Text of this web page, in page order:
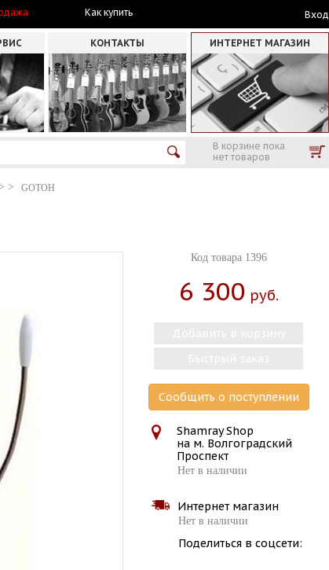
Как купить Вход
КОНТАКТЫ ИНТЕРНЕТ МАГАЗИН
В корзине пока
нет товаров
GOTOH
Код товара 1396
6 300 Руб.
Сообщить о поступлении
Shamray Shop
на м. Волгоградский
Проспект
Нет в наличии
Интернет магазин
Нет в наличии
Поделиться в соцсети: